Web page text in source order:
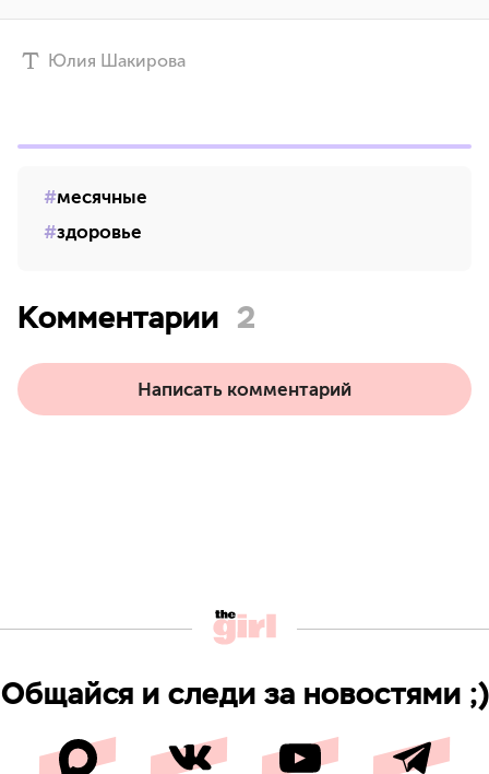
Юлия Шакирова
месячные
здоровье
Комментарии 2
Написать комментарий
Общайся и следи за новостями ;)